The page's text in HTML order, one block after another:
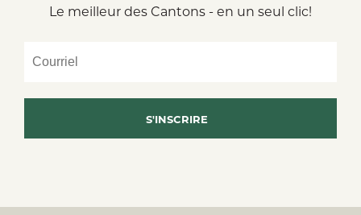
Le meilleur des Cantons - en un seul clic!